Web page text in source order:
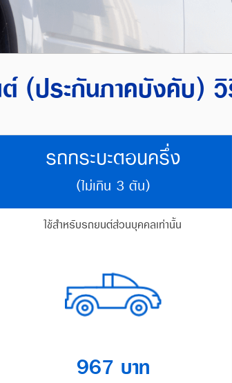
(ประกันภาคบังคับ) วิ
รถกระบะตอนครึ่ง
(ไม่เกิน 3 ตัน)
ใช้สำหรับรถยนต์ส่วนบุคคลเท่านั้น
967 บาท